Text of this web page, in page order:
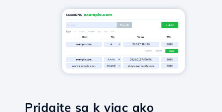
Pridajte sa k viac ako